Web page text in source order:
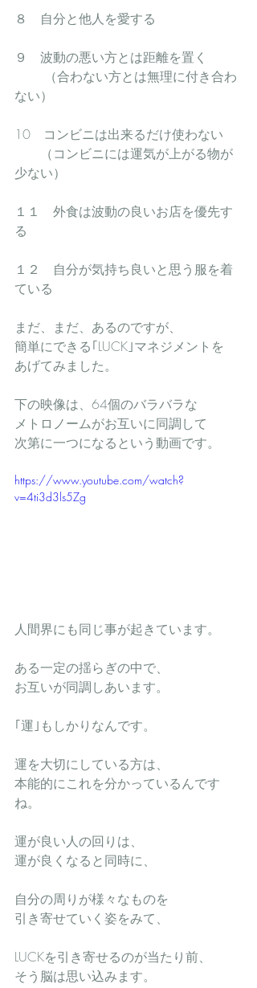
８　自分と他人を愛する
９　波動の悪い方とは距離を置く
ない）
10　コンビニは出来るだけ使わない
（コンビニには運気が上がる物が
少ない）
１１　外食は波動の良いお店を優先す
る
１２　自分が気持ち良いと思う服を着
ている
まだ、まだ、あるのですが、
簡単にできる｢LUCK｣マネジメントを
あげてみました。
下の映像は、64個のバラバラな
メトロノームがお互いに同調して
次第に一つになるという動画です。
https://www.youtube.com/watch?
v=4ti3d3ls5Zg
人間界にも同じ事が起きています。
ある一定の揺らぎの中で、
お互いが同調しあいます。
｢運｣もしかりなんです。
運を大切にしている方は、
本能的にこれを分かっているんです
ね。
運が良い人の回りは、
運が良くなると同時に、
自分の周りが様々なものを
引き寄せていく姿をみて、
LUCKを引き寄せるのが当たり前、
そう脳は思い込みます。